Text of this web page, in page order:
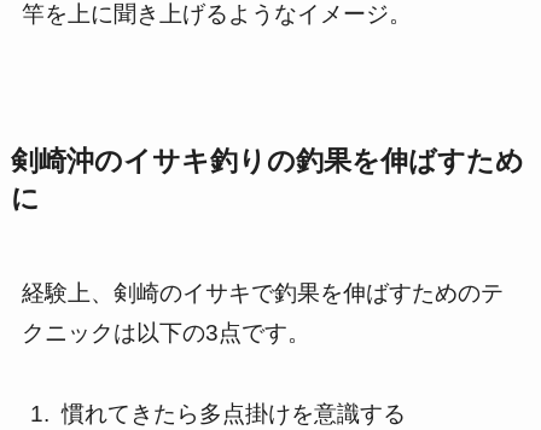
竿を上に聞き上げるようなイメージ。
剣崎沖のイサキ釣りの釣果を伸ばすため
に
経験上、剣崎のイサキで釣果を伸ばすためのテ
クニックは以下の3点です。
慣れてきたら多点掛けを意識する